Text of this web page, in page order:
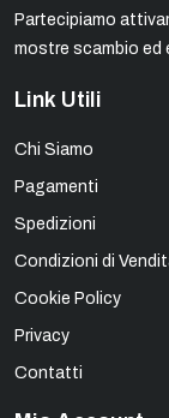
Partecipiamo
mostre scambio ed
Link Utili
Chi Siamo
Pagamenti
Spedizioni
Condizioni di
Cookie Policy
Privacy
Contatti